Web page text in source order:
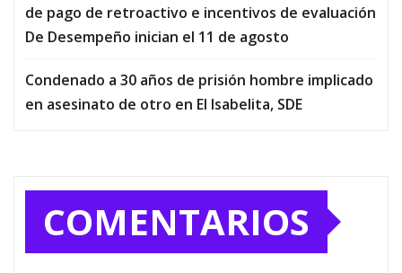
de pago de retroactivo e incentivos de evaluación
De Desempeño inician el 11 de agosto
Condenado a 30 años de prisión hombre implicado
en asesinato de otro en El Isabelita, SDE
COMENTARIOS